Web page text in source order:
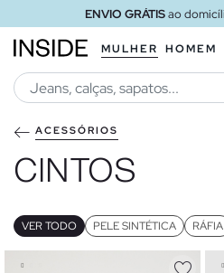
MULHER HOMEM
ACESSÓRIOS
CINTOS
VER TODO PELE SINTÉTICA RÁFIA